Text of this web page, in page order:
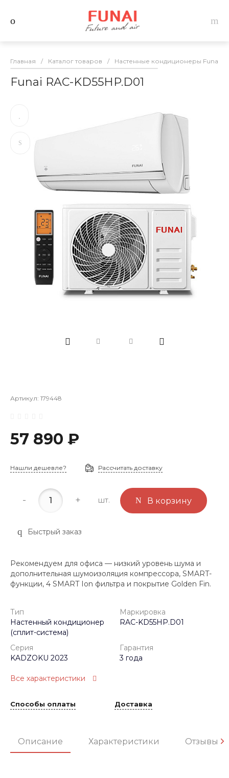
Главная / Каталог товаров / Настенные кондиционеры Funai
Funai RAC-KD55HP.D01
Артикул: 179448
57 890 ₽
Нашли дешевле? Рассчитать доставку
- + шт. В корзину
Быстрый заказ
Рекомендуем для офиса — низкий уровень шума и
дополнительная шумоизоляция компрессора, SMART-
функции, 4 SMART Ion фильтра и покрытие Golden Fin.
Тип
Настенный кондиционер
(сплит-система)
Маркировка
RAC-KD55HP.D01
Серия
KADZOKU 2023
Гарантия
3 года
Все характеристики
Способы оплаты Доставка
Описание Характеристики Отзывы